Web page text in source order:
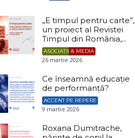
„E timpul pentru carte”,
un proiect al Revistei
Timpul din România,...
ASOCIAȚII & MEDIA
26 martie 2026
Ce înseamnă educație
de performanță?
ACCENT PE REPERE
9 martie 2026
Roxana Dumitrache,